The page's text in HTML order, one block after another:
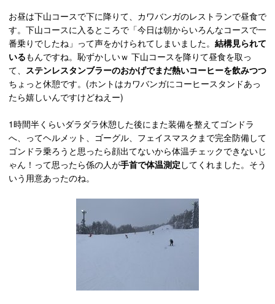
お昼は下山コースで下に降りて、カワバンガのレストランで昼食で
す。下山コースに入るところで「今日は朝からいろんなコースで一
番乗りでしたね」って声をかけられてしまいました。 結構見られて
いるもんですね。恥ずかしいｗ 下山コースを降りて昼食を取っ
て、 ステンレスタンブラーのおかげでまだ熱いコーヒーを飲みつつ
ちょっと休憩です。(ホントはカワバンガにコーヒースタンドあっ
たら嬉しいんですけどねえー)
1時間半くらいダラダラ休憩した後にまた装備を整えてゴンドラ
へ、ってヘルメット、ゴーグル、フェイスマスクまで完全防備して
ゴンドラ乗ろうと思ったら顔出てないから体温チェックできないじ
ゃん！って思ったら係の人が手首で体温測定 してくれました。そう
いう用意あったのね。